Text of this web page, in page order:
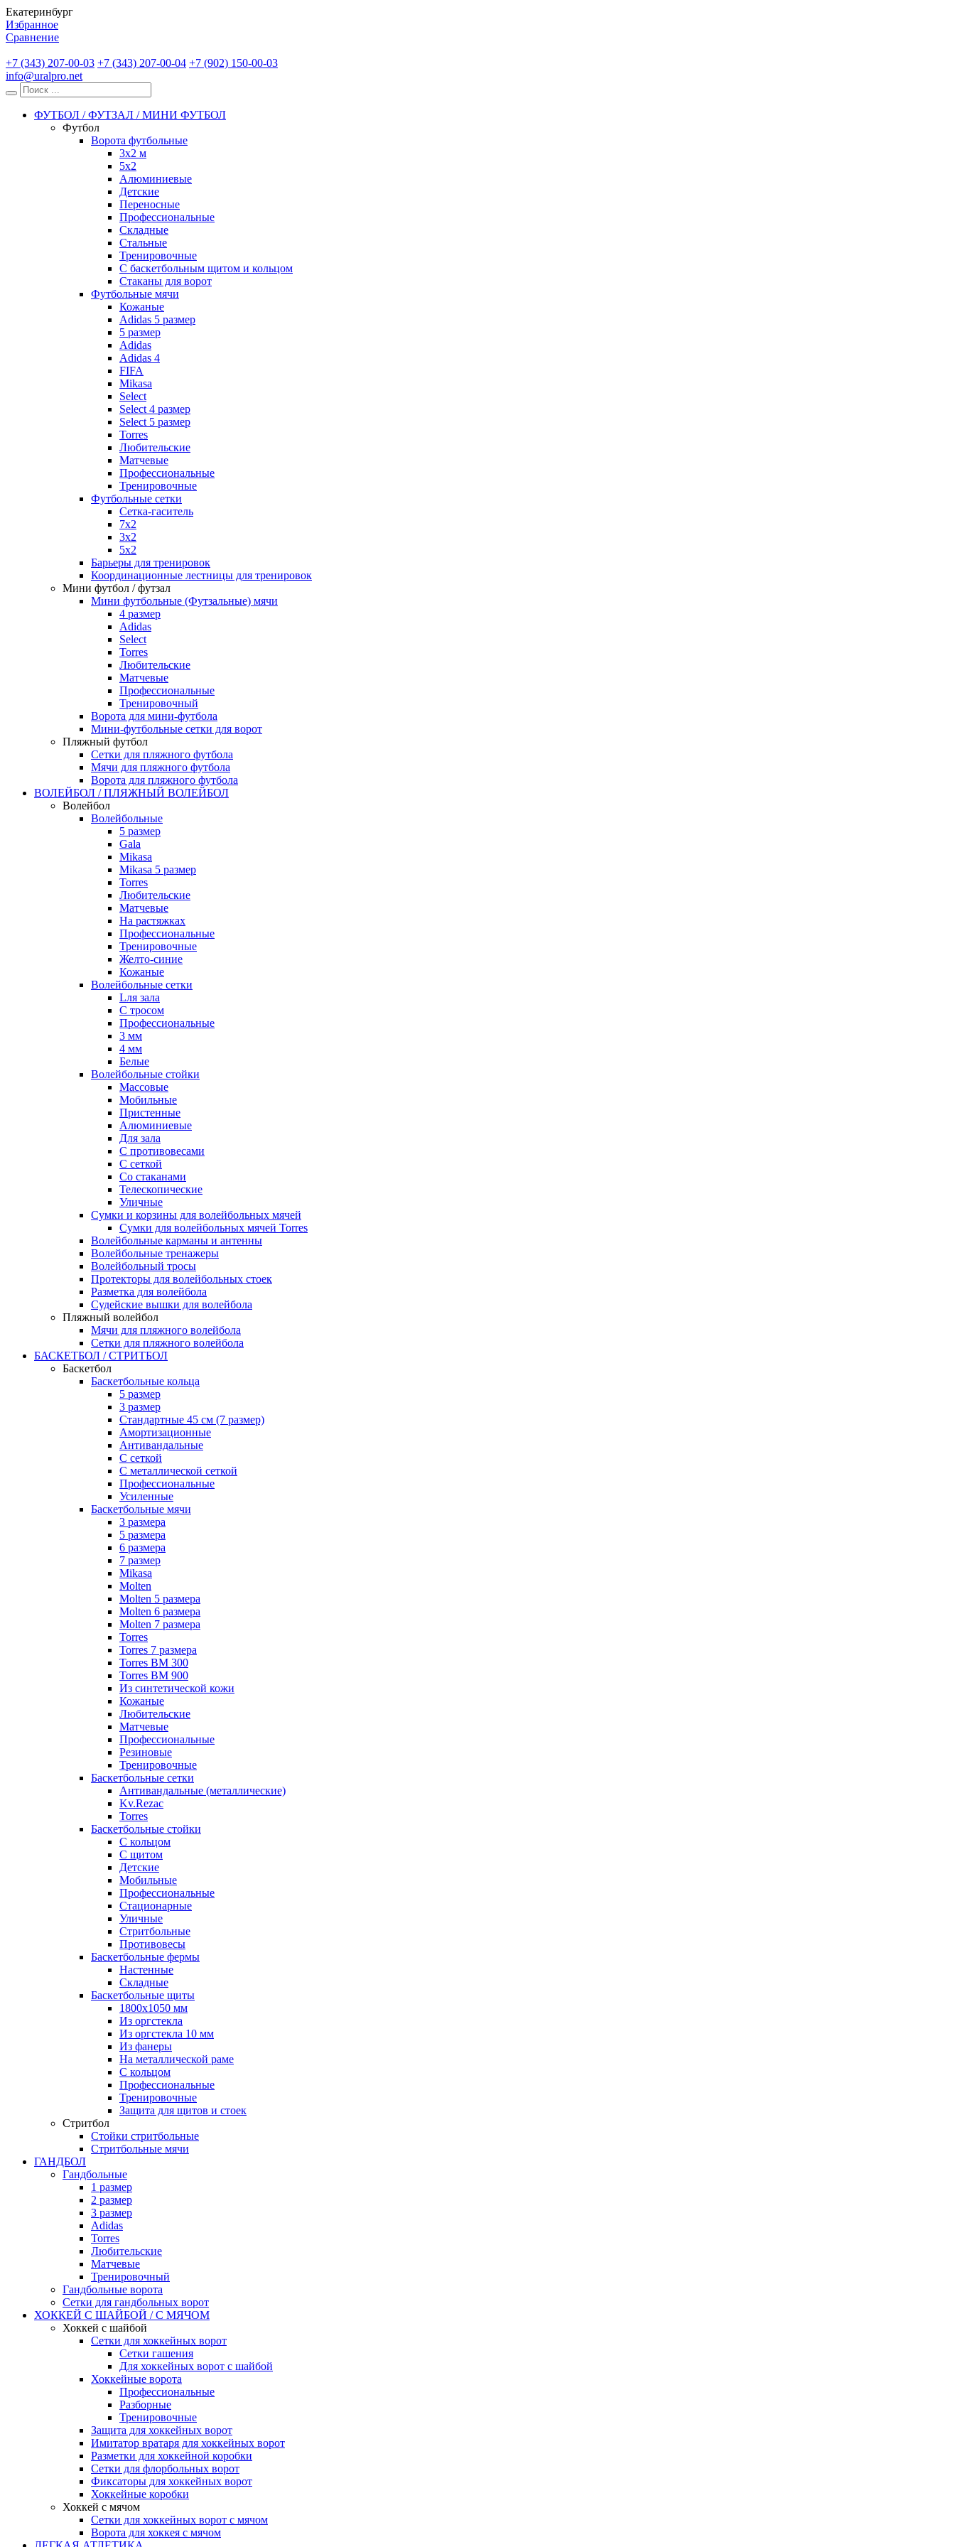
Екатеринбург
Избранное
Сравнение
+7 (343) 207-00-03 +7 (343) 207-00-04 +7 (902) 150-00-03
info@uralpro.net
ФУТБОЛ / ФУТЗАЛ / МИНИ ФУТБОЛ
Футбол
Ворота футбольные
3х2 м
5х2
Алюминиевые
Детские
Переносные
Профессиональные
Складные
Стальные
Тренировочные
С баскетбольным щитом и кольцом
Стаканы для ворот
Футбольные мячи
Кожаные
Adidas 5 размер
5 размер
Adidas
Adidas 4
FIFA
Mikasa
Select
Select 4 размер
Select 5 размер
Torres
Любительские
Матчевые
Профессиональные
Тренировочные
Футбольные сетки
Сетка-гаситель
7x2
3х2
5х2
Барьеры для тренировок
Координационные лестницы для тренировок
Мини футбол / футзал
Мини футбольные (Футзальные) мячи
4 размер
Adidas
Select
Torres
Любительские
Матчевые
Профессиональные
Тренировочный
Ворота для мини-футбола
Мини-футбольные сетки для ворот
Пляжный футбол
Сетки для пляжного футбола
Мячи для пляжного футбола
Ворота для пляжного футбола
ВОЛЕЙБОЛ / ПЛЯЖНЫЙ ВОЛЕЙБОЛ
Волейбол
Волейбольные
5 размер
Gala
Mikasa
Mikasa 5 размер
Torres
Любительские
Матчевые
На растяжках
Профессиональные
Тренировочные
Желто-синие
Кожаные
Волейбольные сетки
Lля зала
C тросом
Профессиональные
3 мм
4 мм
Белые
Волейбольные стойки
Массовые
Мобильные
Пристенные
Алюминиевые
Для зала
С противовесами
С сеткой
Со стаканами
Телескопические
Уличные
Сумки и корзины для волейбольных мячей
Сумки для волейбольных мячей Torres
Волейбольные карманы и антенны
Волейбольные тренажеры
Волейбольный тросы
Протекторы для волейбольных стоек
Разметка для волейбола
Судейские вышки для волейбола
Пляжный волейбол
Мячи для пляжного волейбола
Сетки для пляжного волейбола
БАСКЕТБОЛ / СТРИТБОЛ
Баскетбол
Баскетбольные кольца
5 размер
3 размер
Стандартные 45 см (7 размер)
Амортизационные
Антивандальные
С сеткой
С металлической сеткой
Профессиональные
Усиленные
Баскетбольные мячи
3 размера
5 размера
6 размера
7 размер
Mikasa
Molten
Molten 5 размера
Molten 6 размера
Molten 7 размера
Torres
Torres 7 размера
Torres BM 300
Torres BM 900
Из синтетической кожи
Кожаные
Любительские
Матчевые
Профессиональные
Резиновые
Тренировочные
Баскетбольные сетки
Антивандальные (металлические)
Kv.Rezac
Torres
Баскетбольные стойки
С кольцом
С щитом
Детские
Мобильные
Профессиональные
Стационарные
Уличные
Стритбольные
Противовесы
Баскетбольные фермы
Настенные
Складные
Баскетбольные щиты
1800х1050 мм
Из оргстекла
Из оргстекла 10 мм
Из фанеры
На металлической раме
С кольцом
Профессиональные
Тренировочные
Защита для щитов и стоек
Стритбол
Стойки стритбольные
Стритбольные мячи
ГАНДБОЛ
Гандбольные
1 размер
2 размер
3 размер
Adidas
Torres
Любительские
Матчевые
Тренировочный
Гандбольные ворота
Сетки для гандбольных ворот
ХОККЕЙ С ШАЙБОЙ / С МЯЧОМ
Хоккей с шайбой
Сетки для хоккейных ворот
Сетки гашения
Для хоккейных ворот с шайбой
Хоккейные ворота
Профессиональные
Разборные
Тренировочные
Защита для хоккейных ворот
Имитатор вратаря для хоккейных ворот
Разметки для хоккейной коробки
Сетки для флорбольных ворот
Фиксаторы для хоккейных ворот
Хоккейные коробки
Хоккей с мячом
Сетки для хоккейных ворот с мячом
Ворота для хоккея с мячом